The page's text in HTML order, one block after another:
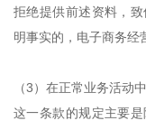
拒绝提供前述资料，
明事实的，电子商务经
（3）在正常业务活动
这一条款的规定主要